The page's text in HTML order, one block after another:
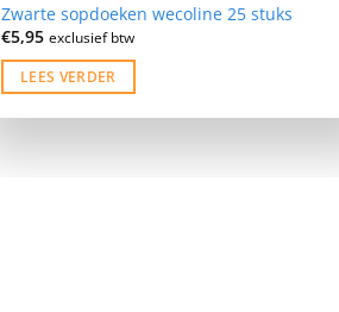
Zwarte sopdoeken wecoline 25 stuks
€5,95 exclusief btw
LEES VERDER